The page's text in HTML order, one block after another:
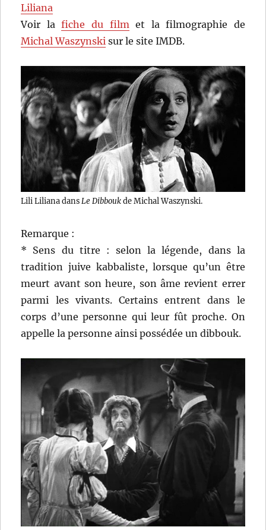
Liliana
Voir lafiche du filmet la filmographie de
Michal Waszynski sur le site IMDB.
Lili Liliana dansLe Dibboukde Michal Waszynski.
Remarque :
* Sens du titre : selon la légende, dans la
tradition juive kabbaliste, lorsque qu’un être
meurt avant son heure, son âme revient errer
parmi les vivants. Certains entrent dans le
corps d’une personne qui leur fût proche. On
appelle la personne ainsi possédée un dibbouk.